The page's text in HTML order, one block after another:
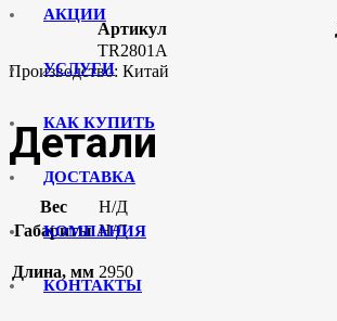
АКЦИИ
УСЛУГИ
КАК КУПИТЬ
ДОСТАВКА
КОМПАНИЯ
КОНТАКТЫ
Артикул
TR2801A
Производство: Китай
Детали
Вес
Н/Д
Габариты Н/Д
Длина, мм 2950